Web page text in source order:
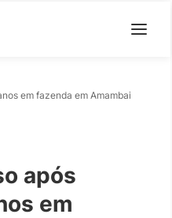
em fazenda em Amambai
após
em